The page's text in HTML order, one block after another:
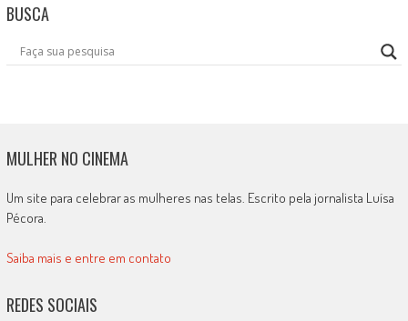
BUSCA
MULHER NO CINEMA
Um site para celebrar as mulheres nas telas. Escrito pela jornalista Luísa
Pécora.
Saiba mais e entre em contato
REDES SOCIAIS